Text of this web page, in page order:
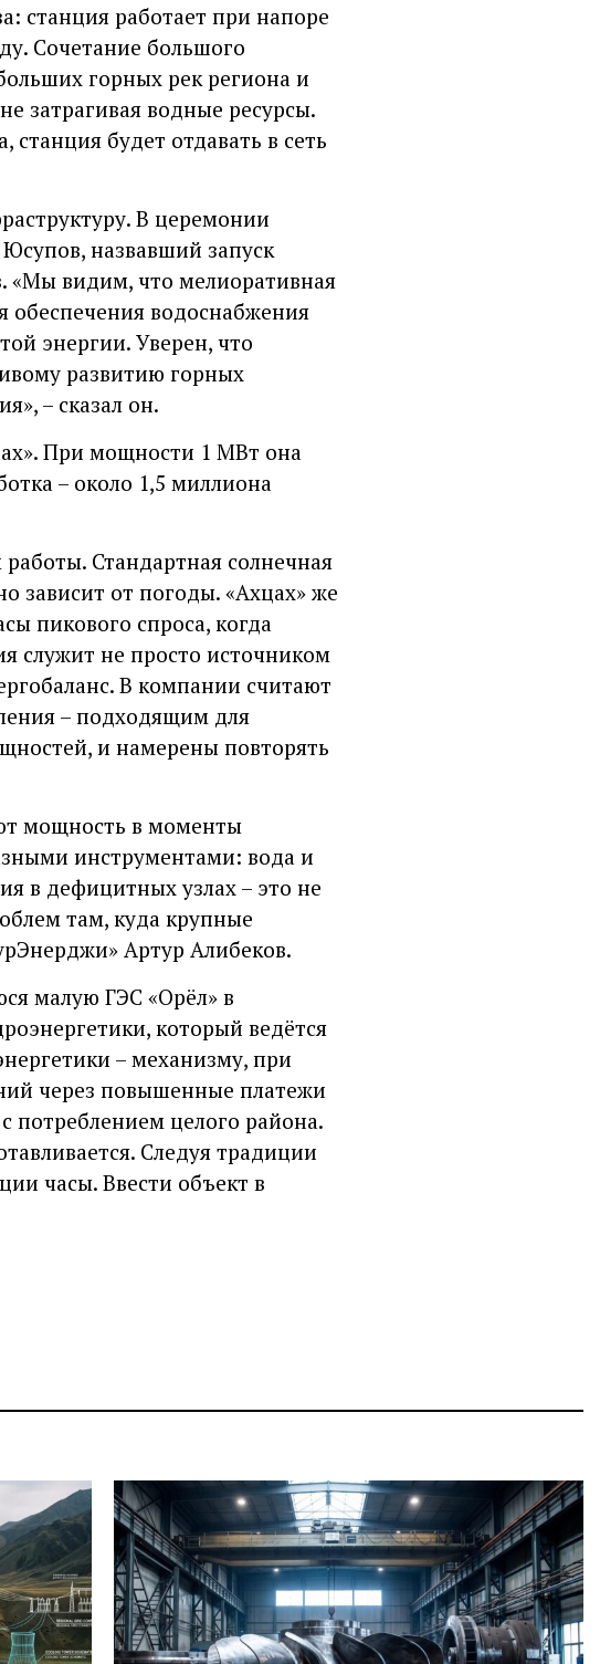
станция работает при напоре
Сочетание большого
горных рек региона и
затрагивая водные ресурсы.
будет отдавать в сеть
В церемонии
назвавший запуск
«Мы видим, что мелиоративная
обеспечения водоснабжения
энергии. Уверен, что
развитию горных
– сказал он.
При мощности 1 МВт она
– около 1,5 миллиона
Стандартная солнечная
зависит от погоды. «Ахцах» же
пикового спроса, когда
служит не просто источником
В компании считают
– подходящим для
и намерены повторять
мощность в моменты
инструментами: вода и
в дефицитных узлах – это не
там, куда крупные
Артур Алибеков.
малую ГЭС «Орёл» в
который ведётся
– механизму, при
через повышенные платежи
потреблением целого района.
Следуя традиции
часы. Ввести объект в